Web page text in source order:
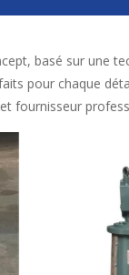
basé sur une
pour chaque
fournisseur